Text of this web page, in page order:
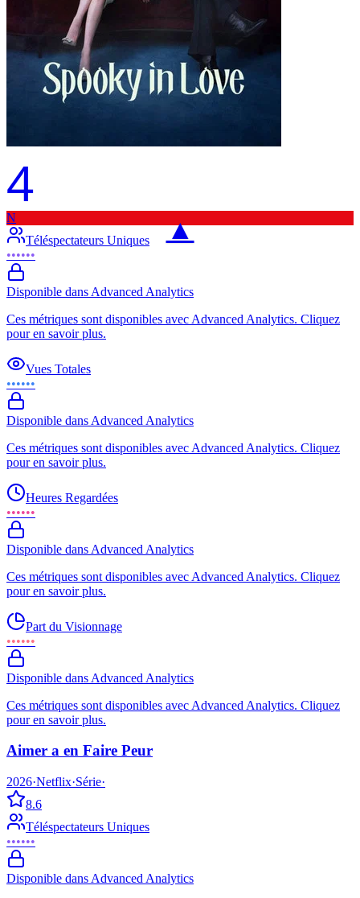
4
▲
N
Téléspectateurs Uniques
••••••
Disponible dans Advanced Analytics
Ces métriques sont disponibles avec Advanced Analytics. Cliquez
pour en savoir plus.
Vues Totales
••••••
Disponible dans Advanced Analytics
Ces métriques sont disponibles avec Advanced Analytics. Cliquez
pour en savoir plus.
Heures Regardées
••••••
Disponible dans Advanced Analytics
Ces métriques sont disponibles avec Advanced Analytics. Cliquez
pour en savoir plus.
Part du Visionnage
••••••
Disponible dans Advanced Analytics
Ces métriques sont disponibles avec Advanced Analytics. Cliquez
pour en savoir plus.
Aimer a en Faire Peur
2026·Netflix·Série·
8.6
Téléspectateurs Uniques
••••••
Disponible dans Advanced Analytics